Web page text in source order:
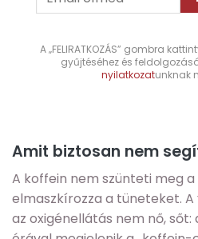
A „FELIRATKOZÁS” gombra
gyűjtéséhez és
nyilatkozatunknak
Amit biztosan nem
A koffein nem szünteti meg
elmaszkírozza a tüneteket.
az oxigénellátás nem nő,